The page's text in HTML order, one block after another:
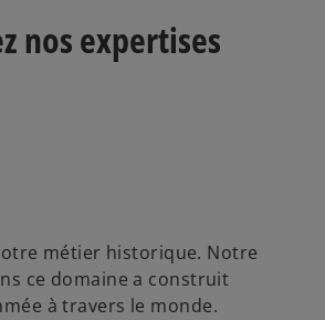
nos expertises
métier historique. Notre
ce domaine a construit
à travers le monde.